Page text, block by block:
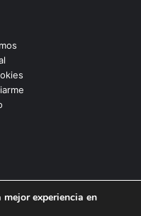
experiencia en